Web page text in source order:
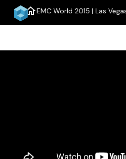
homeEMC World 2015 | Las